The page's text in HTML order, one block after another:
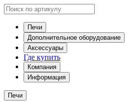
Печи
Дополнительное оборудование
Аксессуары
Где купить
Компания
Информация
Печи